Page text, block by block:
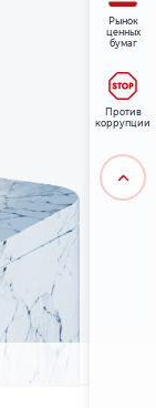
Рынок
ценных
бумаг
Против
коррупции